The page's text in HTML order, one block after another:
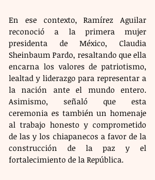
En ese contexto, Ramírez Aguilar
reconoció a la primera mujer
presidenta de México, Claudia
Sheinbaum Pardo, resaltando que ella
encarna los valores de patriotismo,
lealtad y liderazgo para representar a
la nación ante el mundo entero.
Asimismo, señaló que esta
ceremonia es también un homenaje
al trabajo honesto y comprometido
de las y los chiapanecos a favor de la
construcción de la paz y el
fortalecimiento de la República.